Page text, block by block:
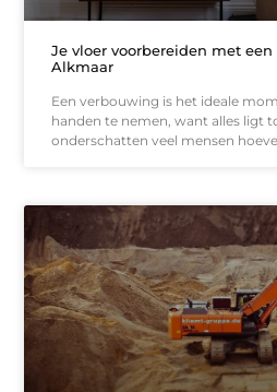
Je vloer voorbereiden met
Alkmaar
Een verbouwing is het ideale
handen te nemen, want alles ligt
onderschatten veel mensen